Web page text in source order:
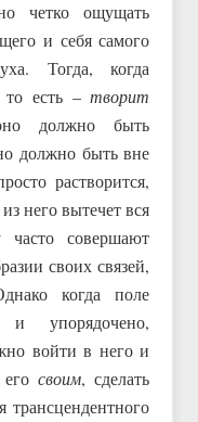
четко ощущать
и себя самого
Тогда, когда
то есть –творит
должно быть
должно быть вне
растворится,
него вытечет вся
совершают
своих связей,
когда поле
и упорядочено,
войти в него и
егосвоим, сделать
трансцендентного